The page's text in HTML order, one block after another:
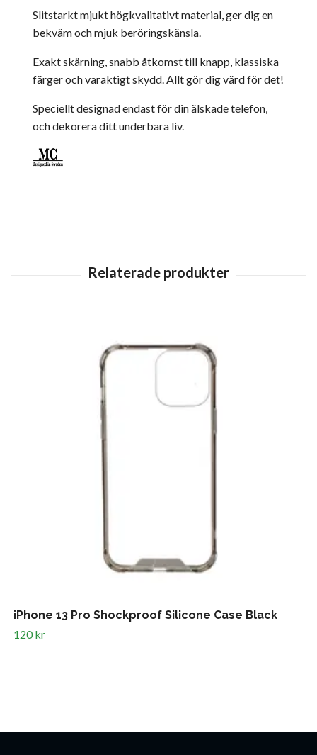
Slitstarkt mjukt högkvalitativt material, ger dig en
bekväm och mjuk beröringskänsla.
Exakt skärning, snabb åtkomst till knapp, klassiska
färger och varaktigt skydd. Allt gör dig värd för det!
Speciellt designad endast för din älskade telefon,
och dekorera ditt underbara liv.
iPhone 13 Pro Shockproof Silicone Case Black
120 kr